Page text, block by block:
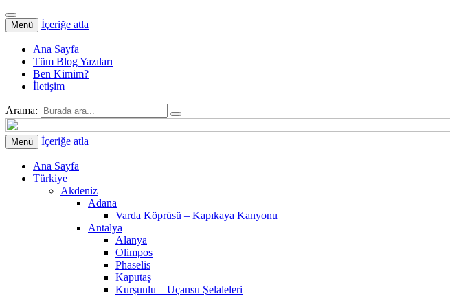
Menü İçeriğe atla
Ana Sayfa
Tüm Blog Yazıları
Ben Kimim?
İletişim
Arama:
Menü İçeriğe atla
Ana Sayfa
Türkiye
Akdeniz
Adana
Varda Köprüsü – Kapıkaya Kanyonu
Antalya
Alanya
Olimpos
Phaselis
Kaputaş
Kurşunlu – Uçansu Şelaleleri